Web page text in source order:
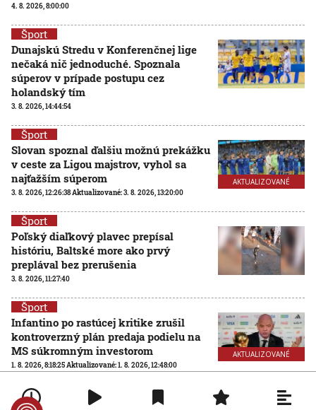
4. 8. 2026, 8:00:00
Šport
Dunajskú Stredu v Konferenčnej lige
nečaká nič jednoduché. Spoznala
súperov v prípade postupu cez
holandský tím
3. 8. 2026, 14:44:54
AKTUALIZOVANÉ
Šport
Slovan spoznal ďalšiu možnú prekážku
v ceste za Ligou majstrov, vyhol sa
najťažším súperom
3. 8. 2026, 12:26:38Aktualizované:3. 8. 2026, 13:20:00
Šport
Poľský diaľkový plavec prepísal
históriu, Baltské more ako prvý
preplával bez prerušenia
3. 8. 2026, 11:27:40
AKTUALIZOVANÉ
Šport
Infantino po rastúcej kritike zrušil
kontroverzný plán predaja podielu na
MS súkromným investorom
1. 8. 2026, 8:18:25Aktualizované:1. 8. 2026, 12:48:00
Šport